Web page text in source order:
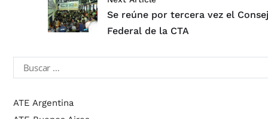
Se reúne por tercera vez el
Federal de la CTA
ATE Argentina